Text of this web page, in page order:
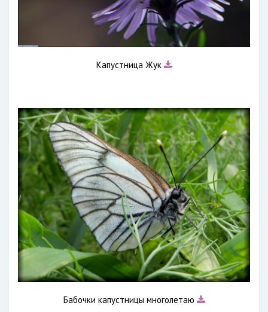
Капустница Жук
Бабочки капустницы многолетаю